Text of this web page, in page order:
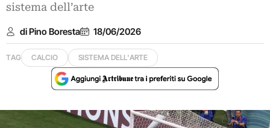
sistema dell’arte
di Pino Boresta 18/06/2026
TAG CALCIO SISTEMA DELL'ARTE